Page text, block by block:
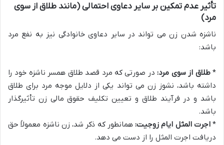
تأثیر عدم تمکین بر سایر دعاوی احتمالی (مانند طلاق از سوی
مرد)
ناشزه شدن زن می تواند در سایر دعاوی خانوادگی نیز به نفع مرد
باشد:
*طلاق از سوی مرد:در صورتی که مرد قصد طلاق همسر ناشزه خود را
داشته باشد، نشوز زن می تواند یکی از دلایل موجه مرد برای طلاق
باشد و در فرآیند طلاق و تعیین تکلیف حقوق مالی زن تأثیرگذار
باشد.
*اجرت المثل ایام زوجیت: همانطور که ذکر شد، زن ناشزه معمولاً حق
دریافت اجرت المثل را از دست می دهد.